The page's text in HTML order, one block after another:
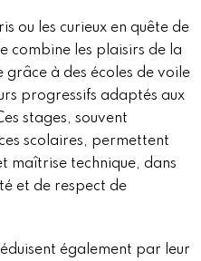
ou les curieux en quête de
combine les plaisirs de la
grâce à des écoles de voile
progressifs adaptés aux
stages, souvent
scolaires, permettent
maîtrise technique, dans
et de respect de
également par leur